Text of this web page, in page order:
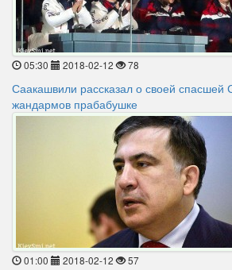
05:30 2018-02-12 78
Саакашвили рассказал о своей спасшей
жандармов прабабушке
01:00 2018-02-12 57